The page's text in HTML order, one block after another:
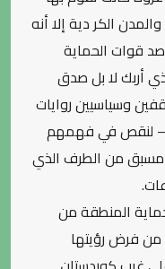
الكر دية إلا أنه
قوات الحماية
أربك لا بل صدق
وسياسيين روايات
– لنقص في فهمهم
مسبق من الطرف الذي
المنطقة من
من فرض رؤيتها